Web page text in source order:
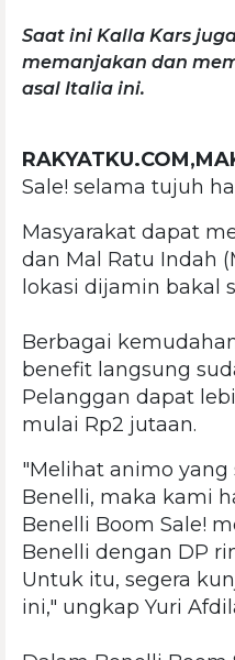
Saat ini Kalla Kars
memanjakan dan
asal Italia ini.
Sale! selama tujuh
Masyarakat dapat
dan Mal Ratu Indah
lokasi dijamin bakal
Berbagai
benefit langsung
Pelanggan dapat
mulai Rp2 jutaan.
"Melihat animo
Benelli, maka kami
Benelli Boom Sale!
Benelli dengan DP
Untuk itu, segera
ini," ungkap Yuri